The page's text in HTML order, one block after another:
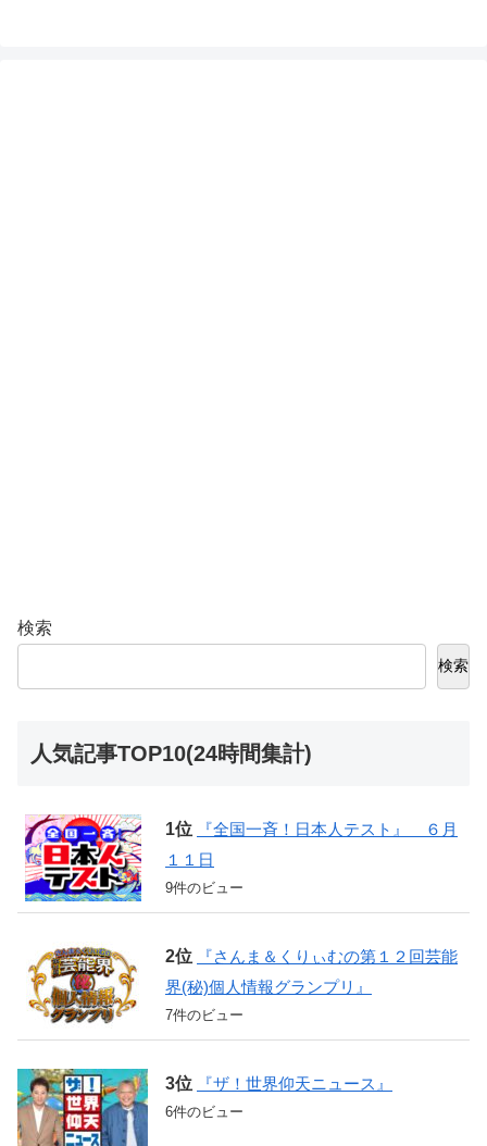
検索
検索
人気記事TOP10(24時間集計)
『全国一斉！日本人テスト』 ６月
１１日
9件のビュー
『さんま＆くりぃむの第１２回芸能
界(秘)個人情報グランプリ』
7件のビュー
『ザ！世界仰天ニュース』
6件のビュー